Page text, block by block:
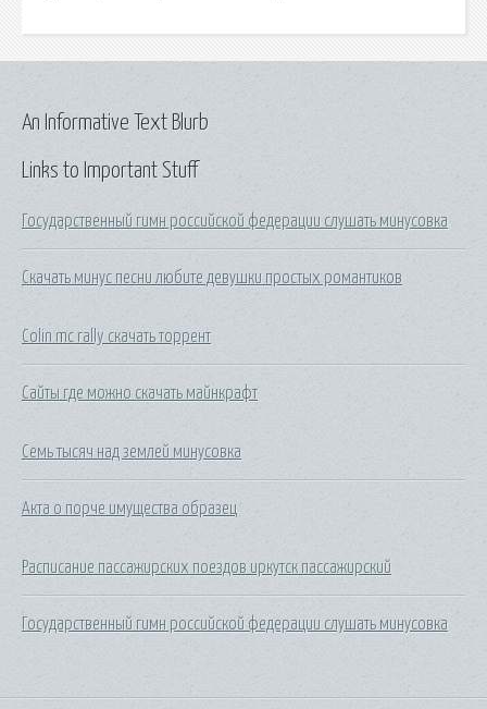
Links to Important Stuff
Государственный гимн российской федерации слушать минусовка
Скачать минус песни любите девушки простых романтиков
Colin mc rally скачать торрент
Сайты где можно скачать майнкрафт
Семь тысяч над землей минусовка
Акта о порче имущества образец
Расписание пассажирских поездов иркутск пассажирский
Государственный гимн российской федерации слушать минусовка
An Informative Text Blurb